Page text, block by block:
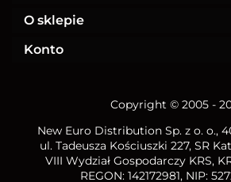
O sklepie
Konto
Copyright © 2005 -
New Euro Distribution Sp. z o. o.,
ul. Tadeusza Kościuszki 227, SR
VIII Wydział Gospodarczy KRS,
REGON: 142172981, NIP: